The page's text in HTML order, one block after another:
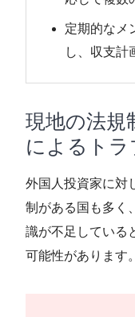
定期的なメ
し、収支計
現地の法規
によるト
外国人投資家に対
制がある国も多く
識が不足している
可能性があります。